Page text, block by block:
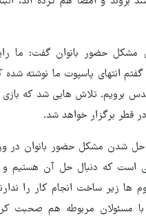
حضور بانوان گفت: ما
انتهای پاسپوت ما نوشته شده
برویم. تلاش هایی شد که بازی
قطر برگزار خواهد شد.
حل شدن مشکل حضور بانوان در
است که دنبال حل آن هستیم و
ها زیر ساخت انجام کار را
با مسئولان مربوطه هم صحبت